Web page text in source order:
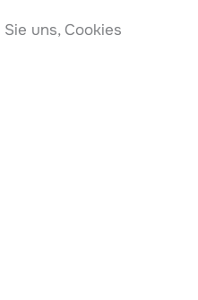
uns, Cookies